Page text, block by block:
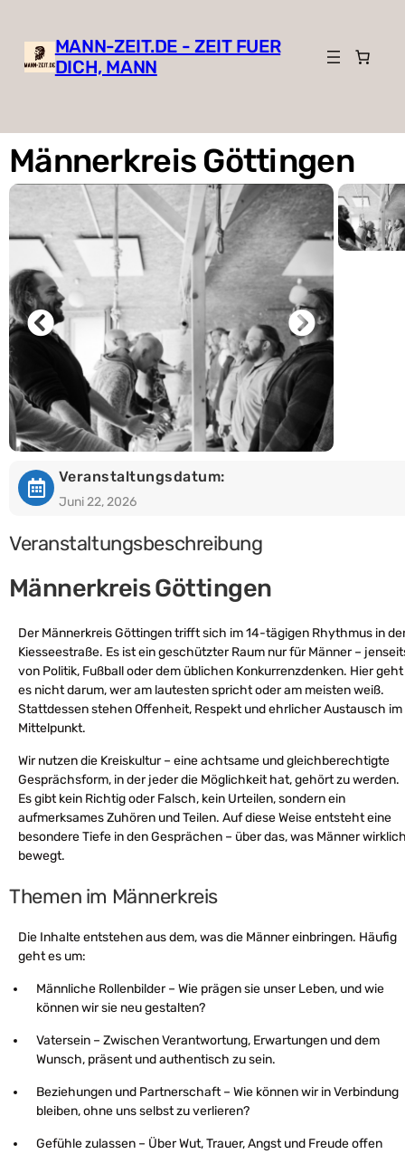
MANN-ZEIT.DE - ZEIT FUER
DICH, MANN
Männerkreis Göttingen
Veranstaltungsdatum:
Juni 22, 2026
Veranstaltungsbeschreibung
Männerkreis Göttingen
Der Männerkreis Göttingen trifft sich im 14-tägigen Rhythmus in
Kiesseestraße. Es ist ein geschützter Raum nur für Männer –
von Politik, Fußball oder dem üblichen Konkurrenzdenken. Hier geht
es nicht darum, wer am lautesten spricht oder am meisten weiß.
Stattdessen stehen Offenheit, Respekt und ehrlicher Austausch im
Mittelpunkt.
Wir nutzen die Kreiskultur – eine achtsame und gleichberechtigte
Gesprächsform, in der jeder die Möglichkeit hat, gehört zu werden.
Es gibt kein Richtig oder Falsch, kein Urteilen, sondern ein
aufmerksames Zuhören und Teilen. Auf diese Weise entsteht eine
besondere Tiefe in den Gesprächen – über das, was Männer
bewegt.
Themen im Männerkreis
Die Inhalte entstehen aus dem, was die Männer einbringen. Häufig
geht es um:
Männliche Rollenbilder – Wie prägen sie unser Leben, und wie
können wir sie neu gestalten?
Vatersein – Zwischen Verantwortung, Erwartungen und dem
Wunsch, präsent und authentisch zu sein.
Beziehungen und Partnerschaft – Wie können wir in Verbindung
bleiben, ohne uns selbst zu verlieren?
Gefühle zulassen – Über Wut, Trauer, Angst und Freude offen